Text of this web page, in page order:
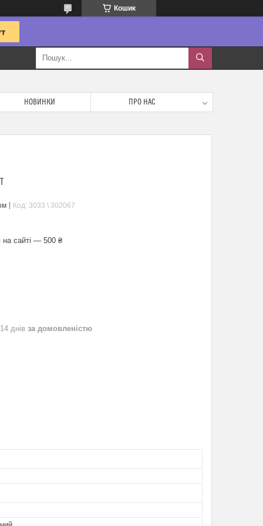
Кошик
НОВИНКИ ПРО НАС
Код: 3033 \ 302067
на сайті — 500 ₴
днів за домовленістю